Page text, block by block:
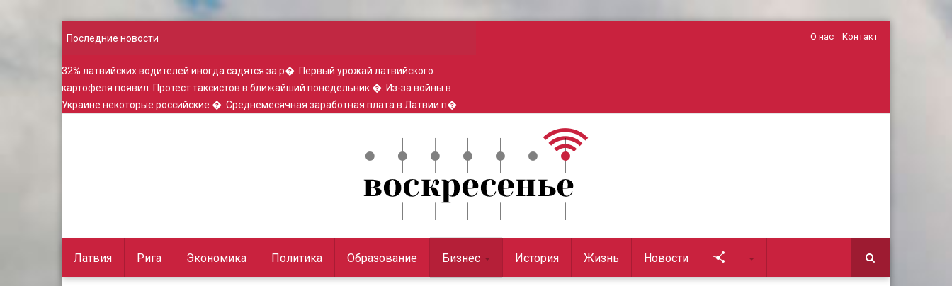
Последние новости
32% латвийских водителей иногда садятся за р�: Первый урожай латвийского
картофеля появил: Протест таксистов в ближайший понедельник �: Из-за войны в
Украине некоторые российские �: Среднемесячная заработная плата в Латвии п�:
О нас Контакт
Латвия Рига Экономика Политика Образование Бизнес История Жизнь Новости